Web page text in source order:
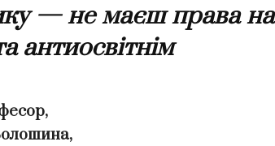
— не маєш права на
антиосвітнім